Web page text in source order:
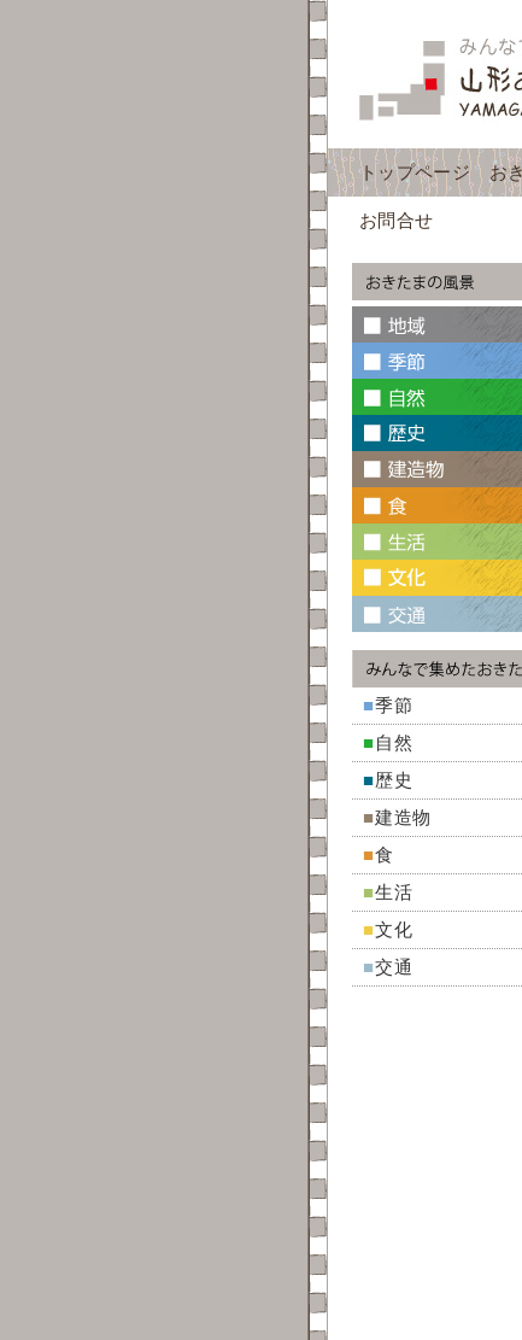
トップページ お
お問合せ
■季節
■自然
■歴史
■建造物
■食
■生活
■文化
■交通